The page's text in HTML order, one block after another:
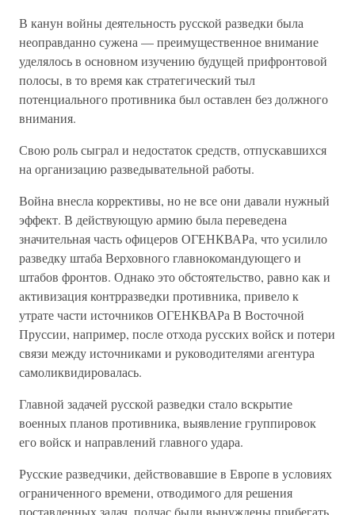
В канун войны деятельность русской разведки была
неоправданно сужена — преимущественное внимание
уделялось в основном изучению будущей прифронтовой
полосы, в то время как стратегический тыл
потенциального противника был оставлен без должного
внимания.
Свою роль сыграл и недостаток средств, отпускавшихся
на организацию разведывательной работы.
Война внесла коррективы, но не все они давали нужный
эффект. В действующую армию была переведена
значительная часть офицеров ОГЕНКВАРа, что усилило
разведку штаба Верховного главнокомандующего и
штабов фронтов. Однако это обстоятельство, равно как и
активизация контрразведки противника, привело к
утрате части источников ОГЕНКВАРа В Восточной
Пруссии, например, после отхода русских войск и потери
связи между источниками и руководителями агентура
самоликвидировалась.
Главной задачей русской разведки стало вскрытие
военных планов противника, выявление группировок
его войск и направлений главного удара.
Русские разведчики, действовавшие в Европе в условиях
ограниченного времени, отводимого для решения
поставленных задач, подчас были вынуждены прибегать